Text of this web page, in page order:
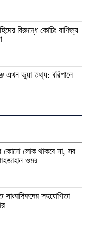
বিরুদ্ধে কোচিং বাণিজ্য
এখন ভুয়া তথ্য: বরিশালে
কোনো লোক থাকবে না, সব
ওমর
সাংবাদিকদের সহযোগিতা